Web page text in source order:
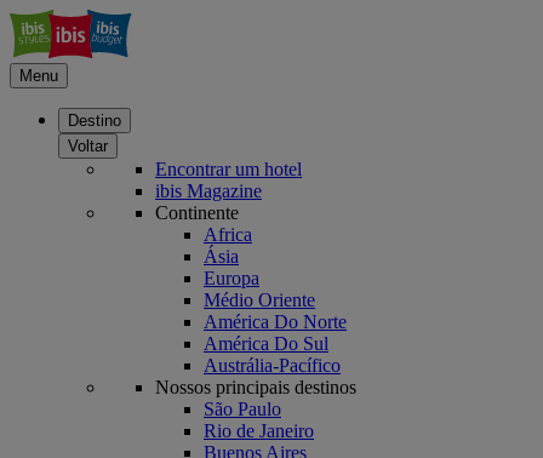
Menu
Destino
Voltar
Encontrar um hotel
ibis Magazine
Continente
Africa
Ásia
Europa
Médio Oriente
América Do Norte
América Do Sul
Austrália-Pacífico
Nossos principais destinos
São Paulo
Rio de Janeiro
Buenos Aires